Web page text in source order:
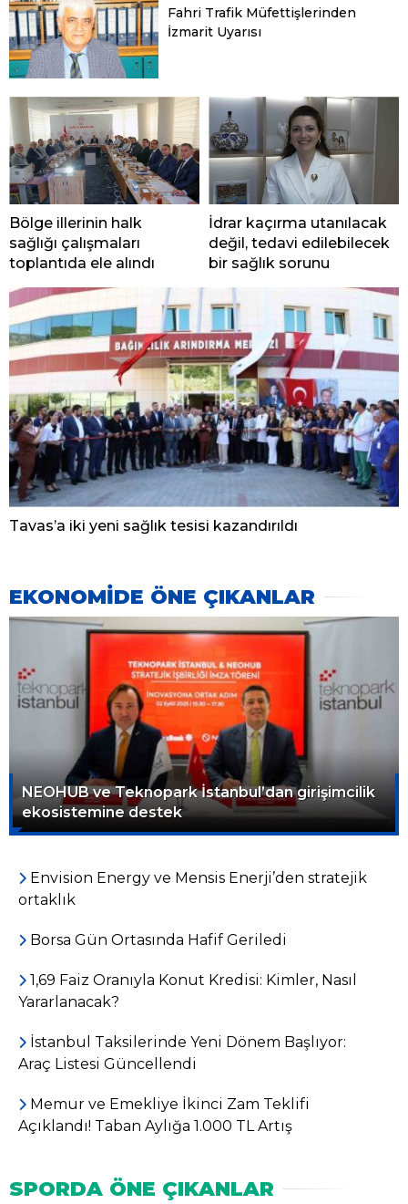
Fahri Trafik Müfettişlerinden
İzmarit Uyarısı
Bölge illerinin halk
sağlığı çalışmaları
toplantıda ele alındı
İdrar kaçırma utanılacak
değil, tedavi edilebilecek
bir sağlık sorunu
Tavas’a iki yeni sağlık tesisi kazandırıldı
EKONOMİDE ÖNE ÇIKANLAR
NEOHUB ve Teknopark İstanbul’dan girişimcilik
ekosistemine destek
Envision Energy ve Mensis Enerji’den stratejik
ortaklık
Borsa Gün Ortasında Hafif Geriledi
1,69 Faiz Oranıyla Konut Kredisi: Kimler, Nasıl
Yararlanacak?
İstanbul Taksilerinde Yeni Dönem Başlıyor:
Araç Listesi Güncellendi
Memur ve Emekliye İkinci Zam Teklifi
Açıklandı! Taban Aylığa 1.000 TL Artış
SPORDA ÖNE ÇIKANLAR